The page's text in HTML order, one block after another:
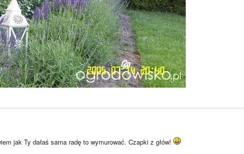
jak Ty dałaś sama radę to wymurować. Czapki z głów!